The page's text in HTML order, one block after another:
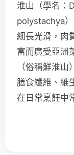
淮山（學名：
polystachya
細長光滑，肉
富而廣受亞洲
（俗稱鮮淮
膳食纖維、維
在日常烹飪中